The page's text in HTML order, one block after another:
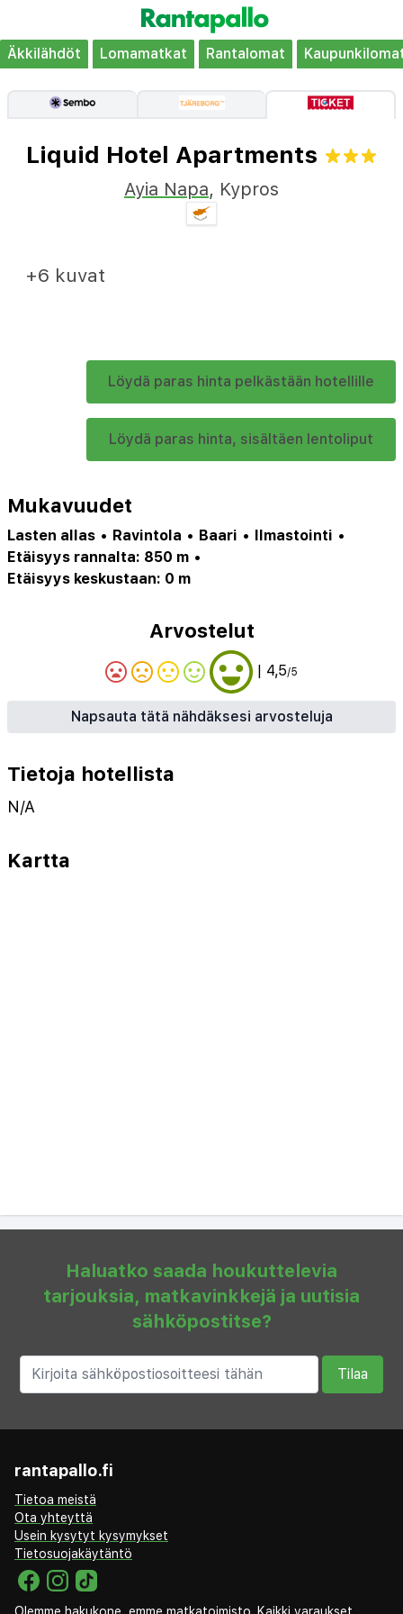
Äkkilähdöt Lomamatkat Rantalomat
Liquid Hotel Apartments
Ayia Napa, Kypros
Löydä paras hinta pelkästään hotellille
Löydä paras hinta, sisältäen lentoliput
+6 kuvat
Mukavuudet
Lasten allas • Ravintola • Baari • Ilmastointi •
Etäisyys rannalta: 850 m •
Etäisyys keskustaan: 0 m
Arvostelut
| 4,5/5
Napsauta tätä nähdäksesi arvosteluja
Tietoja hotellista
N/A
Kartta
Haluatko saada houkuttelevia
tarjouksia, matkavinkkejä ja uutisia
sähköpostitse?
Tilaa
rantapallo.fi
Tietoa meistä
Ota yhteyttä
Usein kysytyt kysymykset
Tietosuojakäytäntö